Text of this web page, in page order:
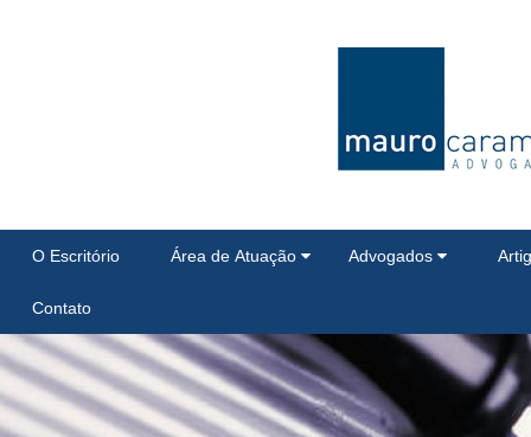
O Escritório Área de Atuação Advogados
Contato